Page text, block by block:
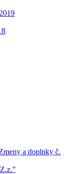
a doplnky č.